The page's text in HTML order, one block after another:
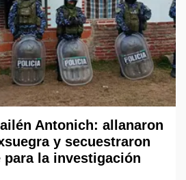
Antonich: allanaron
y secuestraron
para la investigación